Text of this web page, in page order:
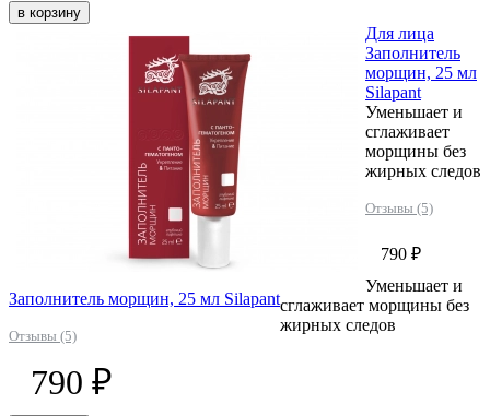
в корзину
Заполнитель морщин, 25 мл Silapant
Отзывы (5)
Для лица
Заполнитель
морщин, 25 мл
Silapant
Уменьшает и
сглаживает
морщины без
жирных следов
Отзывы (5)
790 ₽
Уменьшает и
сглаживает морщины без
жирных следов
790 ₽